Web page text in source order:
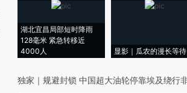
湖北宜昌局部短时降雨
128毫米 紧急转移近
4000人
显影｜瓜农的漫长等待
独家 ｜ 规避封锁 中国超大油轮停靠埃及绕行